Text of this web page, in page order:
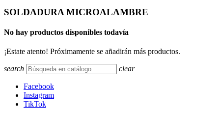
SOLDADURA MICROALAMBRE
No hay productos disponibles todavía
¡Estate atento! Próximamente se añadirán más productos.
search clear
Facebook
Instagram
TikTok